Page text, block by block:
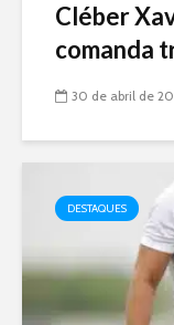
Cléber
comanda
30 de abril de
DESTAQUES